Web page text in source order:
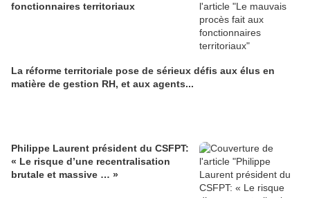
fonctionnaires territoriaux
La réforme territoriale pose de sérieux défis aux élus en
matière de gestion RH, et aux agents...
Philippe Laurent président du CSFPT:
« Le risque d’une recentralisation
brutale et massive … »